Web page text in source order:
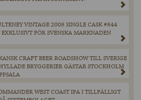
VINTAGE 2008 SINGLE CASK #844
EXKLUSIVT FÖR SVENSKA MARKNADEN
CRAFT BEER ROADSHOW TILL SVERIGE
BRYGGERIER GÄSTAR STOCKHOLM
WEST COAST IPA I TILLFÄLLIGT